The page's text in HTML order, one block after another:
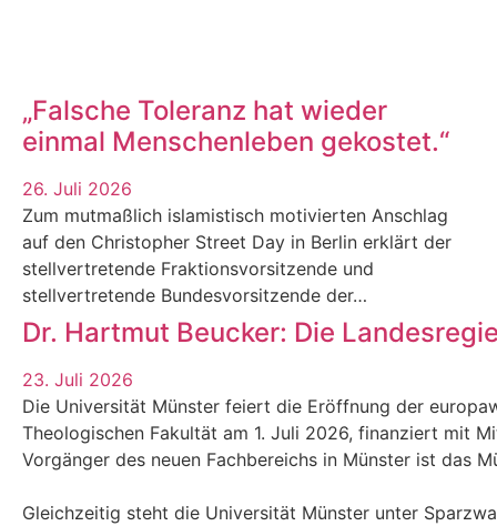
„Falsche Toleranz hat wieder
einmal Menschenleben gekostet.“
26. Juli 2026
Zum mutmaßlich islamistisch motivierten Anschlag
auf den Christopher Street Day in Berlin erklärt der
stellvertretende Fraktionsvorsitzende und
stellvertretende Bundesvorsitzende der…
Dr. Hartmut Beucker: Die
23. Juli 2026
Die Universität Münster feiert die Eröffnung der
Theologischen Fakultät am 1. Juli 2026, finanziert mit
Vorgänger des neuen Fachbereichs in Münster ist das
Gleichzeitig steht die Universität Münster unter